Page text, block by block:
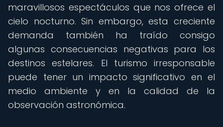
maravillosos espectáculos que nos ofrece el
cielo nocturno. Sin embargo, esta creciente
demanda también ha traído consigo
algunas consecuencias negativas para los
destinos estelares. El turismo irresponsable
puede tener un impacto significativo en el
medio ambiente y en la calidad de la
observación astronómica.